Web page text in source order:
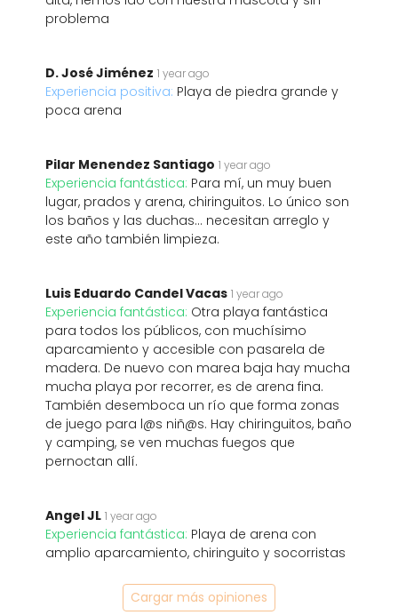
problema
D. José Jiménez 1 year ago
Experiencia positiva: Playa de piedra grande y
poca arena
Pilar Menendez Santiago 1 year ago
Experiencia fantástica: Para mí, un muy buen
lugar, prados y arena, chiringuitos. Lo único son
los baños y las duchas... necesitan arreglo y
este año también limpieza.
Luis Eduardo Candel Vacas 1 year ago
Experiencia fantástica: Otra playa fantástica
para todos los públicos, con muchísimo
aparcamiento y accesible con pasarela de
madera. De nuevo con marea baja hay mucha
mucha playa por recorrer, es de arena fina.
También desemboca un río que forma zonas
de juego para l@s niñ@s. Hay chiringuitos, baño
y camping, se ven muchas fuegos que
pernoctan allí.
Angel JL 1 year ago
Experiencia fantástica: Playa de arena con
amplio aparcamiento, chiringuito y socorristas
Cargar más opiniones